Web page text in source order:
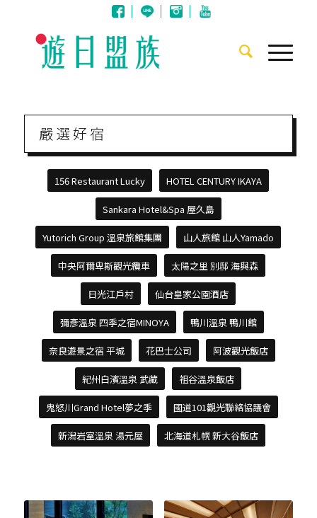
嚴 選 好 宿
156 Restaurant Lucky HOTEL CENTURY IKAYA
Sankara Hotel&Spa 屋久島
Yutorich Group 溫泉旅館集團 山人旅館 山人Yamado
中央阿爾卑斯觀光纜車 太陽之里 別邸 海與森
日光江戶村 仙台皇家公園酒店
彌彥溫泉 四季之宿MINOYA 鴨川溫泉 鴨川館
奈良遊景之宿 平城 花巴士公司 阿波觀光飯店
紀州白濱溫泉 武藏 祖谷溫泉飯店
鬼怒川Grand Hotel夢之季 國道101觀光聯絡協議會
新潟岩室溫泉 湯元屋 北海道札幌 新大谷飯店